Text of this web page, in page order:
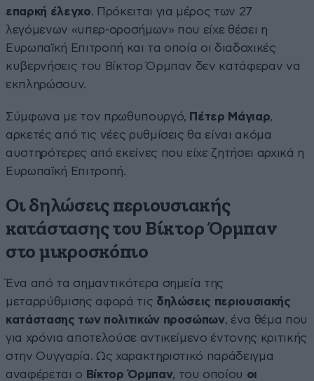
επαρκή έλεγχο. Πρόκειται για μέρος των 27
λεγόμενων «υπερ-οροσήμων» που είχε θέσει η
Ευρωπαϊκή Επιτροπή και τα οποία οι διαδοχικές
κυβερνήσεις του Βίκτορ Όρμπαν δεν κατάφεραν να
εκπληρώσουν.
Σύμφωνα με τον πρωθυπουργό, Πέτερ Μάγιαρ,
αρκετές από τις νέες ρυθμίσεις θα είναι ακόμα
αυστηρότερες από εκείνες που είχε ζητήσει αρχικά η
Ευρωπαϊκή Επιτροπή.
Οι δηλώσεις περιουσιακής
κατάστασης του Βίκτορ Όρμπαν
στο μικροσκόπιο
Ένα από τα σημαντικότερα σημεία της
μεταρρύθμισης αφορά τις δηλώσεις περιουσιακής
κατάστασης των πολιτικών προσώπων, ένα θέμα που
για χρόνια αποτελούσε αντικείμενο έντονης κριτικής
στην Ουγγαρία. Ως χαρακτηριστικό παράδειγμα
αναφέρεται ο Βίκτορ Όρμπαν, του οποίου οι